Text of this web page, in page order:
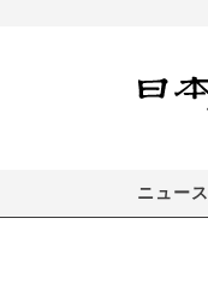
ニュース